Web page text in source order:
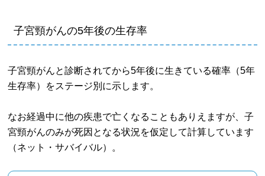
子宮頸がんの5年後の生存率
子宮頸がんと診断されてから5年後に生きている確率（5年
生存率）をステージ別に示します。
なお経過中に他の疾患で亡くなることもありえますが、子
宮頸がんのみが死因となる状況を仮定して計算しています
（ネット・サバイバル）。